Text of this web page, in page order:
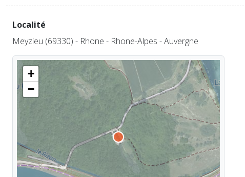
Localité
Meyzieu (69330) - Rhone - Rhone-Alpes - Auvergne
+
−